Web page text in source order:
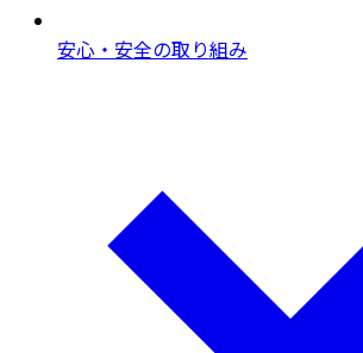
安心・安全の取り組み